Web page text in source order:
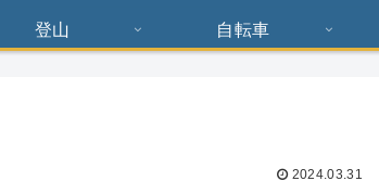
登山 自転車
2024.03.31